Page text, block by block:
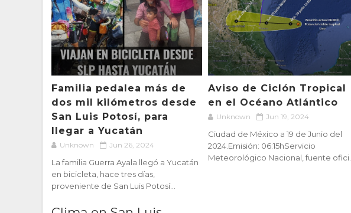
Familia pedalea más de
dos mil kilómetros desde
San Luis Potosí, para
llegar a Yucatán
Unknown Jun 26, 2024
La familia Guerra Ayala llegó a Yucatán
en bicicleta, hace tres días,
proveniente de San Luis Potosí...
Aviso de Ciclón Tropical
en el Océano Atlántico
Unknown Jun 19, 2024
Ciudad de México a 19 de Junio del
2024.Emisión: 06:15hServicio
Meteorológico Nacional, fuente ofici...